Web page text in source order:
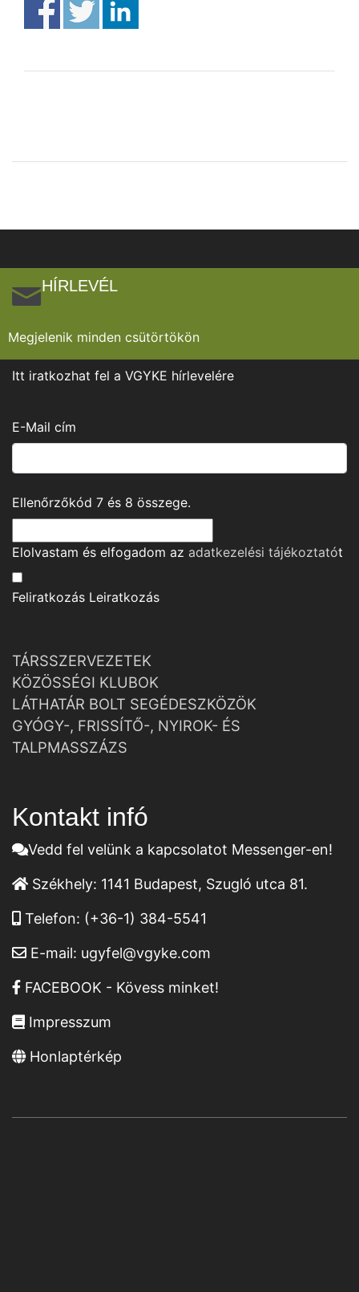
HÍRLEVÉL
Megjelenik minden csütörtökön
Itt iratkozhat fel a VGYKE hírlevelére
E-Mail cím
Ellenőrzőkód 7 és 8 összege.
Elolvastam és elfogadom az adatkezelési tájékoztatót
Feliratkozás Leiratkozás
TÁRSSZERVEZETEK
KÖZÖSSÉGI KLUBOK
LÁTHATÁR BOLT SEGÉDESZKÖZÖK
GYÓGY-, FRISSÍTŐ-, NYIROK- ÉS
TALPMASSZÁZS
Kontakt infó
Vedd fel velünk a kapcsolatot Messenger-en!
Székhely: 1141 Budapest, Szugló utca 81.
Telefon: (+36-1) 384-5541
E-mail: ugyfel@vgyke.com
FACEBOOK - Kövess minket!
Impresszum
Honlaptérkép